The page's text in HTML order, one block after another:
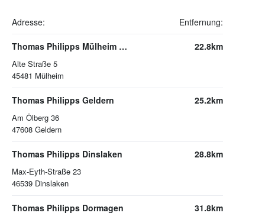
Adresse: Entfernung:
Thomas Philipps Mülheim an der Ruhr
Alte Straße 5
45481 Mülheim
22.8km
Thomas Philipps Geldern
Am Ölberg 36
47608 Geldern
25.2km
Thomas Philipps Dinslaken
Max-Eyth-Straße 23
46539 Dinslaken
28.8km
Thomas Philipps Dormagen 31.8km